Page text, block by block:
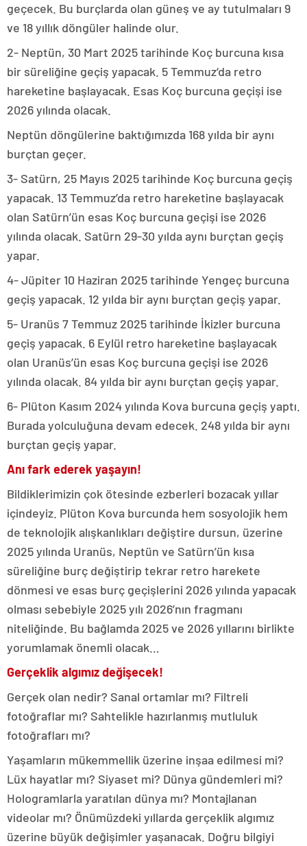
geçecek. Bu burçlarda olan güneş ve ay tutulmaları 9
ve 18 yıllık döngüler halinde olur.
2- Neptün, 30 Mart 2025 tarihinde Koç burcuna kısa
bir süreliğine geçiş yapacak. 5 Temmuz‘da retro
hareketine başlayacak. Esas Koç burcuna geçişi ise
2026 yılında olacak.
Neptün döngülerine baktığımızda 168 yılda bir aynı
burçtan geçer.
3- Satürn, 25 Mayıs 2025 tarihinde Koç burcuna geçiş
yapacak. 13 Temmuz’da retro hareketine başlayacak
olan Satürn’ün esas Koç burcuna geçişi ise 2026
yılında olacak. Satürn 29-30 yılda aynı burçtan geçiş
yapar.
4- Jüpiter 10 Haziran 2025 tarihinde Yengeç burcuna
geçiş yapacak. 12 yılda bir aynı burçtan geçiş yapar.
5- Uranüs 7 Temmuz 2025 tarihinde İkizler burcuna
geçiş yapacak. 6 Eylül retro hareketine başlayacak
olan Uranüs’ün esas Koç burcuna geçişi ise 2026
yılında olacak. 84 yılda bir aynı burçtan geçiş yapar.
6- Plüton Kasım 2024 yılında Kova burcuna geçiş yaptı.
Burada yolculuğuna devam edecek. 248 yılda bir aynı
burçtan geçiş yapar.
Anı fark ederek yaşayın!
Bildiklerimizin çok ötesinde ezberleri bozacak yıllar
içindeyiz. Plüton Kova burcunda hem sosyolojik hem
de teknolojik alışkanlıkları değiştire dursun, üzerine
2025 yılında Uranüs, Neptün ve Satürn’ün kısa
süreliğine burç değiştirip tekrar retro harekete
dönmesi ve esas burç geçişlerini 2026 yılında yapacak
olması sebebiyle 2025 yılı 2026’nın fragmanı
niteliğinde. Bu bağlamda 2025 ve 2026 yıllarını birlikte
yorumlamak önemli olacak…
Gerçeklik algımız değişecek!
Gerçek olan nedir? Sanal ortamlar mı? Filtreli
fotoğraflar mı? Sahtelikle hazırlanmış mutluluk
fotoğrafları mı?
Yaşamların mükemmellik üzerine inşaa edilmesi mi?
Lüx hayatlar mı? Siyaset mi? Dünya gündemleri mi?
Hologramlarla yaratılan dünya mı? Montajlanan
videolar mı? Önümüzdeki yıllarda gerçeklik algımız
üzerine büyük değişimler yaşanacak. Doğru bilgiyi